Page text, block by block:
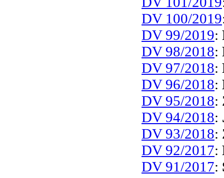
DV 100/2019
DV 99/2019:
DV 98/2018:
DV 97/2018:
DV 96/2018:
DV 95/2018:
DV 94/2018:
DV 93/2018:
DV 92/2017:
DV 91/2017: